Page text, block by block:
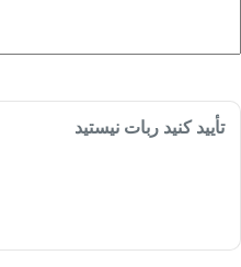
تأیید کنید ربات نیستید